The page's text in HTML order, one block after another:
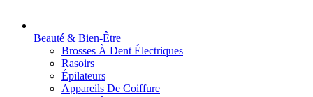
Beauté & Bien-Être
Brosses À Dent Électriques
Rasoirs
Épilateurs
Appareils De Coiffure